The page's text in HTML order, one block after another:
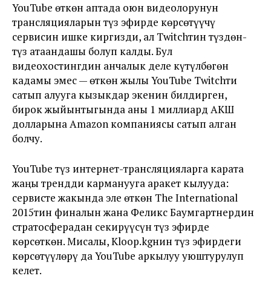
YouTube өткөн аптада оюн видеолорунун
трансляцияларын түз эфирде көрсөтүүчү
сервисин ишке киргизди, ал Twitchтин түздөн-
түз атаандашы болуп калды. Бул
видеохостингдин анчалык деле күтүлбөгөн
кадамы эмес — өткөн жылы YouTube Twitchти
сатып алууга кызыкдар экенин билдирген,
бирок жыйынтыгында аны 1 миллиард АКШ
долларына Amazon компаниясы сатып алган
болчу.
YouTube түз интернет-трансляцияларга карата
жаңы трендди карманууга аракет кылууда:
сервисте жакында эле өткөн The International
2015тин финалын жана Феликс Баумгартнердин
стратосферадан секирүүсүн түз эфирде
көрсөткөн. Мисалы, Kloop.kgнин түз эфирдеги
көрсөтүүлөрү да YouTube аркылуу уюштурулуп
келет.